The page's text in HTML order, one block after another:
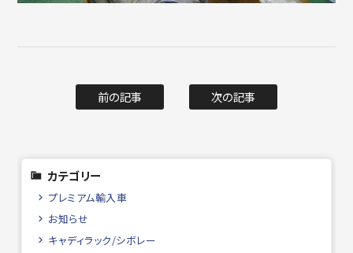
前の記事 次の記事
カテゴリー
プレミアム輸入車
お知らせ
キャディラック/シボレー